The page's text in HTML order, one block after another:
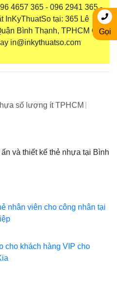
4657 365 - 096 2941 365 -
InKyThuatSo tại: 365 Lê
Bình Thạnh, TPHCM Gửi
in@inkythuatso.com
số lượng ít TPHCM
và thiết kế thẻ nhựa tại Bình
nhân viên cho công nhân tại
cho khách hàng VIP cho
Gọi